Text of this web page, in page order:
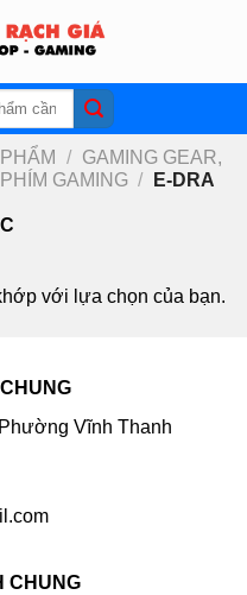
/
GAMING GEAR,
GAMING / E-DRA
với lựa chọn của bạn.
Vĩnh Thanh
CHUNG